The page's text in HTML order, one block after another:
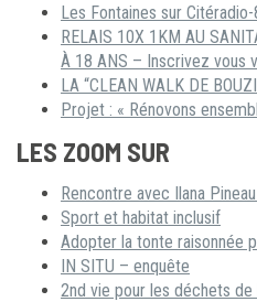
Les Fontaines sur
RELAIS 10X 1KM AU
À 18 ANS – Inscrivez vous
LA “CLEAN WALK DE
Projet : « Rénovons
LES ZOOM SUR
Rencontre avec Ilana
Sport et habitat inclusif
Adopter la tonte raisonnée
IN SITU – enquête
2nd vie pour les déchets